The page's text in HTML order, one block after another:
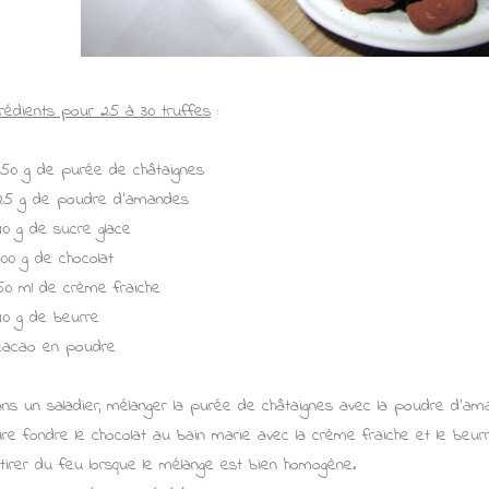
pour 25 à 30 truffes :
g de purée de châtaignes
g de poudre d'amandes
g de sucre glace
g de chocolat
ml de crème fraiche
g de beurre
en poudre
un saladier, mélanger la purée de châtaignes avec la poudre
fondre le chocolat au bain marie avec la crème fraiche et le
du feu lorsque le mélange est bien homogène.